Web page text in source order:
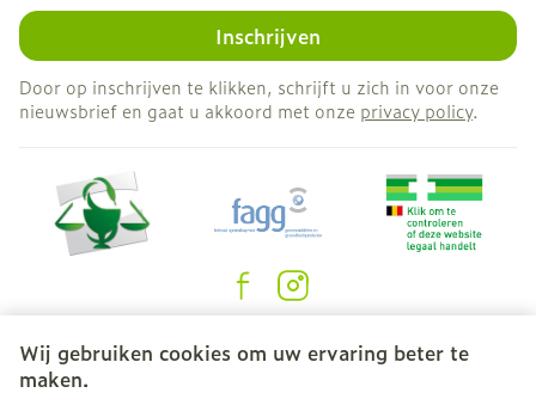
Wij gebruiken cookies om uw ervaring beter te
maken.
Inschrijven
Door op inschrijven te klikken, schrijft u zich in voor onze
nieuwsbrief en gaat u akkoord met onze privacy policy.
Juridische links